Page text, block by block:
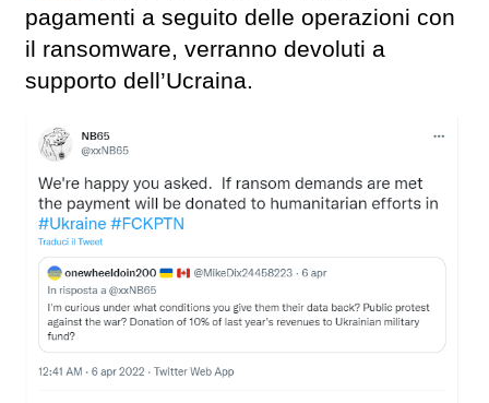
pagamenti a seguito delle operazioni con
il ransomware, verranno devoluti a
supporto dell’Ucraina.